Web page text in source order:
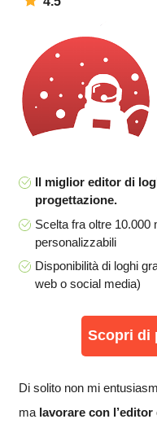
Il miglior editor di
progettazione.
Scelta fra oltre 10.000
personalizzabili
Disponibilità di loghi
web o social media)
Scopri di
Di solito non mi
ma lavorare con